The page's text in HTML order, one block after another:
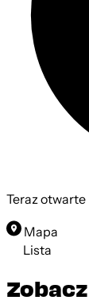
Ciasteczkowy
Teraz otwarte
Mapa
Lista